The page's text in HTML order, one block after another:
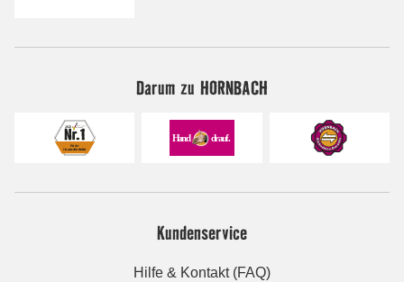
Darum zu HORNBACH
Kundenservice
Hilfe & Kontakt (FAQ)